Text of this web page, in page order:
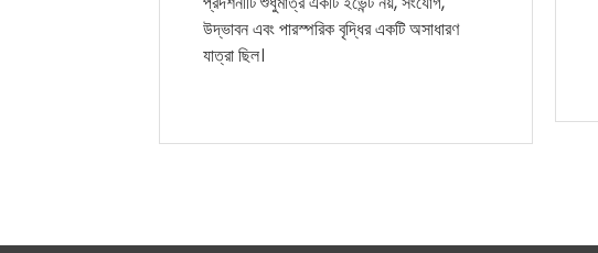
উদ্ভাবন এবং পারস্পরিক বৃদ্ধির একটি অসাধারণ
যাত্রা ছিল।